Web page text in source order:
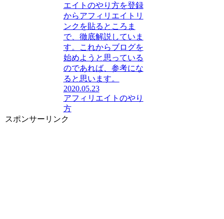
エイトのやり方を登録
からアフィリエイトリ
ンクを貼るところま
で、徹底解説していま
す。これからブログを
始めようと思っている
のであれば、参考にな
ると思います。
2020.05.23
アフィリエイトのやり
方
スポンサーリンク